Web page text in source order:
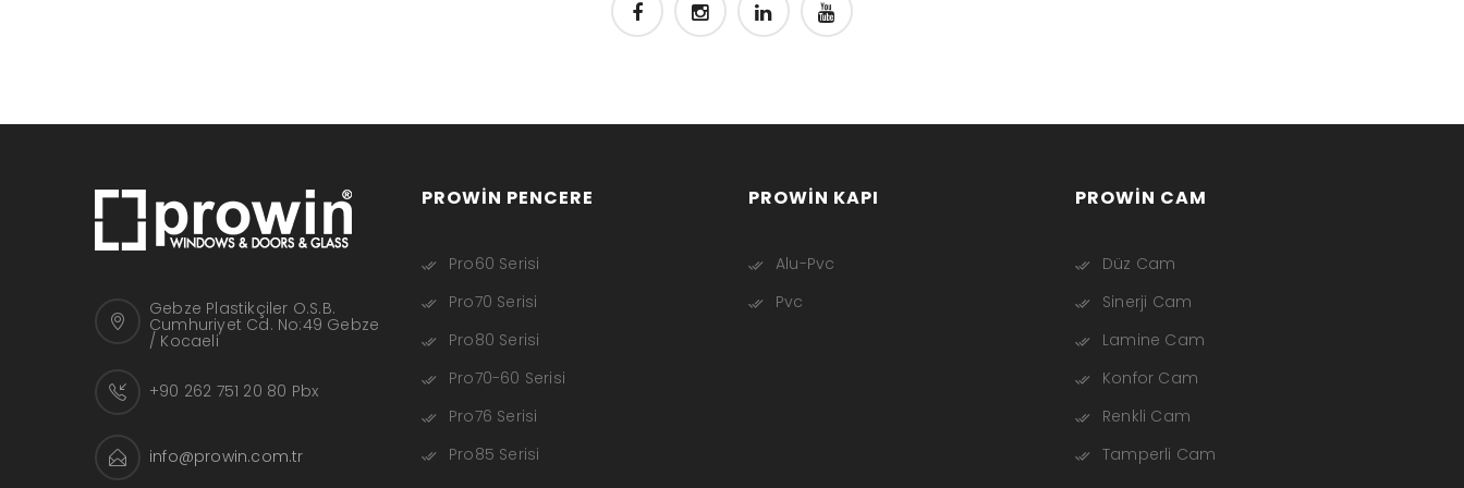
Gebze Plastikçiler O.S.B.
Cumhuriyet Cd. No:49 Gebze
/ Kocaeli
+90 262 751 20 80 Pbx
info@prowin.com.tr
PROWIN PENCERE
Pro60 Serisi
Pro70 Serisi
Pro80 Serisi
Pro70-60 Serisi
Pro76 Serisi
Pro85 Serisi
PROWIN KAPI
Alu-Pvc
Pvc
PROWIN CAM
Düz Cam
Sinerji Cam
Lamine Cam
Konfor Cam
Renkli Cam
Tamperli Cam